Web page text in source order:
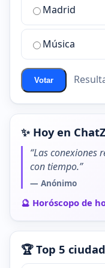
chat
ChatZona?
Madrid
Música
Votar
✨ Hoy en
“Las conexiones
con tiempo.”
— Anónimo
🔮 Horóscopo de
🏆 Top 5